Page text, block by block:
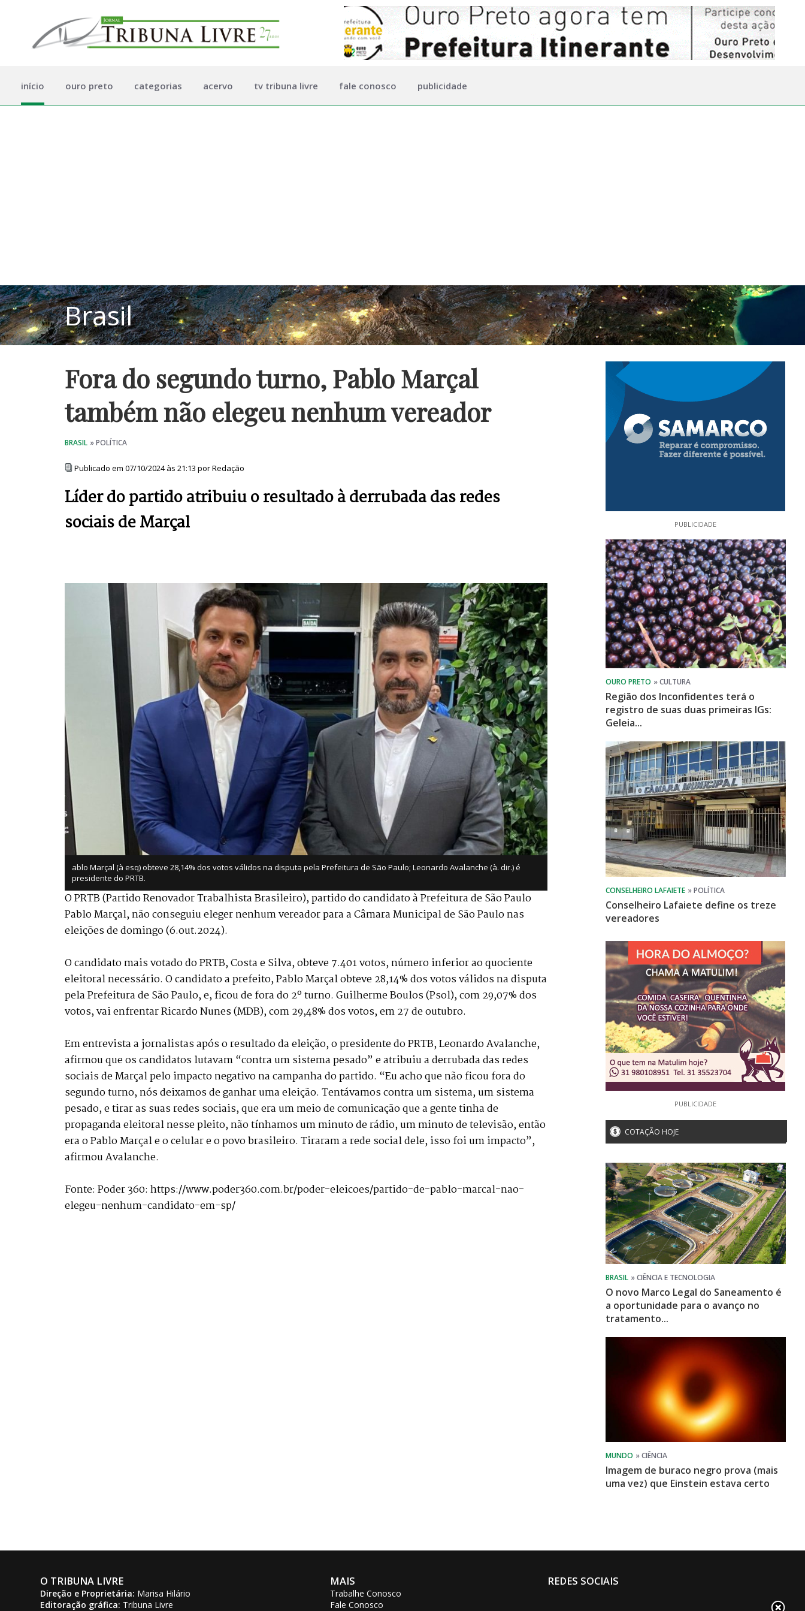
início ouro preto categorias acervo tv tribuna livre fale conosco publicidade
Fora do segundo turno, Pablo Marçal
também não elegeu nenhum vereador
Publicado em 07/10/2024 às 21:13 por Redação
Líder do partido atribuiu o resultado à derrubada das redes
sociais de Marçal
ablo Marçal (à esq) obteve 28,14% dos votos válidos na disputa pela Prefeitura de São Paulo; Leonardo Avalanche (à. dir.) é
presidente do PRTB.
O PRTB (Partido Renovador Trabalhista Brasileiro), partido do candidato à Prefeitura de São Paulo
Pablo Marçal, não conseguiu eleger nenhum vereador para a Câmara Municipal de São Paulo nas
eleições de domingo (6.out.2024).
O candidato mais votado do PRTB, Costa e Silva, obteve 7.401 votos, número inferior ao quociente
eleitoral necessário. O candidato a prefeito, Pablo Marçal obteve 28,14% dos votos válidos na disputa
pela Prefeitura de São Paulo, e, ficou de fora do 2º turno. Guilherme Boulos (Psol), com 29,07% dos
votos, vai enfrentar Ricardo Nunes (MDB), com 29,48% dos votos, em 27 de outubro.
Em entrevista a jornalistas após o resultado da eleição, o presidente do PRTB, Leonardo Avalanche,
afirmou que os candidatos lutavam “contra um sistema pesado” e atribuiu a derrubada das redes
sociais de Marçal pelo impacto negativo na campanha do partido. “Eu acho que não ficou fora do
segundo turno, nós deixamos de ganhar uma eleição. Tentávamos contra um sistema, um sistema
pesado, e tirar as suas redes sociais, que era um meio de comunicação que a gente tinha de
propaganda eleitoral nesse pleito, não tínhamos um minuto de rádio, um minuto de televisão, então
era o Pablo Marçal e o celular e o povo brasileiro. Tiraram a rede social dele, isso foi um impacto”,
afirmou Avalanche.
Fonte: Poder 360: https://www.poder360.com.br/poder-eleicoes/partido-de-pablo-marcal-nao-
elegeu-nenhum-candidato-em-sp/
PUBLICIDADE
Região dos Inconfidentes terá o
registro de suas duas primeiras IGs:
Geleia...
Conselheiro Lafaiete define os treze
vereadores
PUBLICIDADE
COTAÇÃO HOJE
O novo Marco Legal do Saneamento é
a oportunidade para o avanço no
tratamento...
Imagem de buraco negro prova (mais
uma vez) que Einstein estava certo
O TRIBUNA LIVRE
Direção e Proprietária: Marisa Hilário
Editoração gráfica: Tribuna Livre
MAIS
Trabalhe Conosco
Fale Conosco
REDES SOCIAIS